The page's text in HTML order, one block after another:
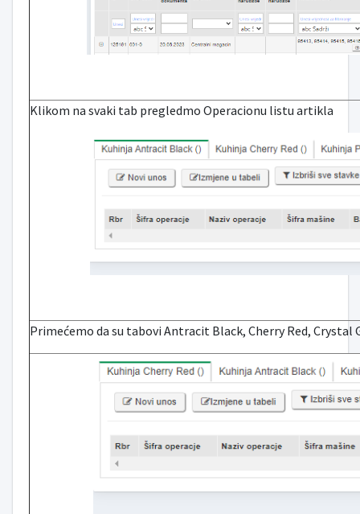
Klikom na svaki tab pregledmo Operacionu listu artikla
Primećemo da su tabovi Antracit Black, Cherry Red,